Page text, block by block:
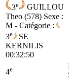
3e
GUILLOU
Theo (578) Sexe :
M - Catégorie :
3e
SE
KERNILIS
00:32:50
4e